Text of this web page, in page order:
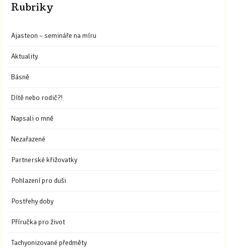
Rubriky
Ajasteon – semináře na míru
Aktuality
Básně
Dítě nebo rodič?!
Napsali o mně
Nezařazené
Partnerské křižovatky
Pohlazení pro duši
Postřehy doby
Příručka pro život
Tachyonizované předměty